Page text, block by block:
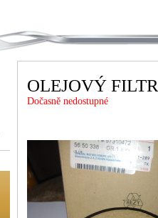
OLEJOVÝ FILTR
Dočasně nedostupné